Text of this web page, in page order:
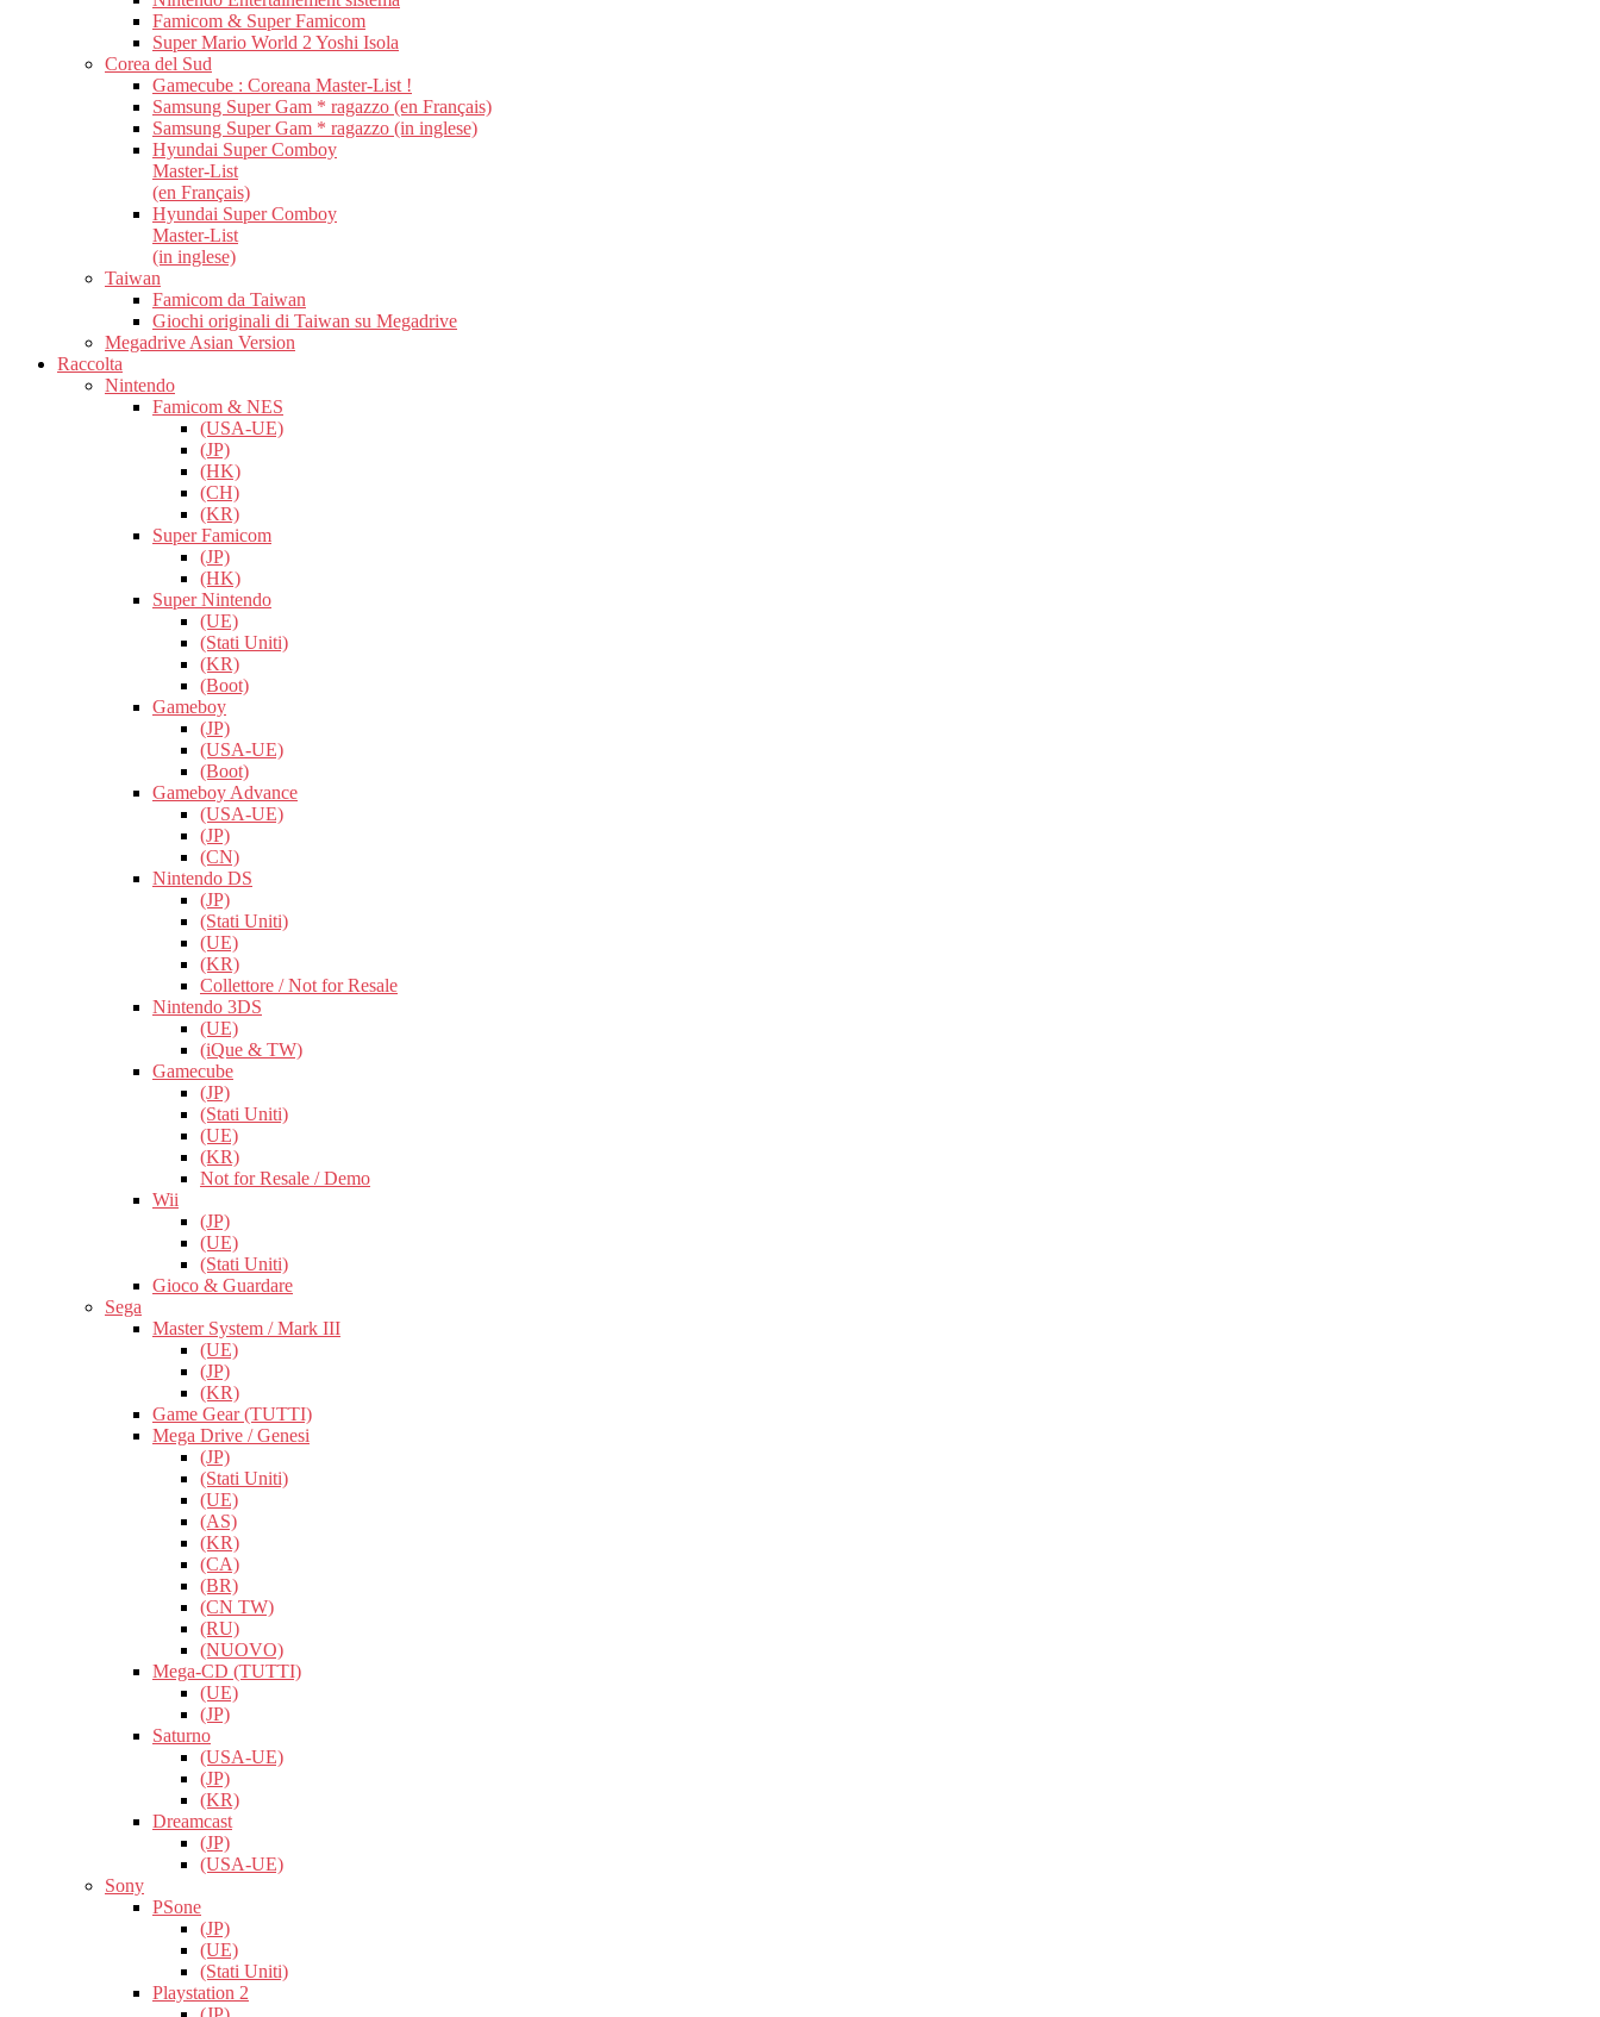
Famicom & Super Famicom
Super Mario World 2 Yoshi Isola
Corea del Sud
Gamecube : Coreana Master-List !
Samsung Super Gam * ragazzo (en Français)
Samsung Super Gam * ragazzo (in inglese)
Hyundai Super Comboy
Master-List
(en Français)
Hyundai Super Comboy
Master-List
(in inglese)
Taiwan
Famicom da Taiwan
Giochi originali di Taiwan su Megadrive
Megadrive Asian Version
Raccolta
Nintendo
Famicom & NES
(USA-UE)
(JP)
(HK)
(CH)
(KR)
Super Famicom
(JP)
(HK)
Super Nintendo
(UE)
(Stati Uniti)
(KR)
(Boot)
Gameboy
(JP)
(USA-UE)
(Boot)
Gameboy Advance
(USA-UE)
(JP)
(CN)
Nintendo DS
(JP)
(Stati Uniti)
(UE)
(KR)
Collettore / Not for Resale
Nintendo 3DS
(UE)
(iQue & TW)
Gamecube
(JP)
(Stati Uniti)
(UE)
(KR)
Not for Resale / Demo
Wii
(JP)
(UE)
(Stati Uniti)
Gioco & Guardare
Sega
Master System / Mark III
(UE)
(JP)
(KR)
Game Gear (TUTTI)
Mega Drive / Genesi
(JP)
(Stati Uniti)
(UE)
(AS)
(KR)
(CA)
(BR)
(CN TW)
(RU)
(NUOVO)
Mega-CD (TUTTI)
(UE)
(JP)
Saturno
(USA-UE)
(JP)
(KR)
Dreamcast
(JP)
(USA-UE)
Sony
PSone
(JP)
(UE)
(Stati Uniti)
Playstation 2